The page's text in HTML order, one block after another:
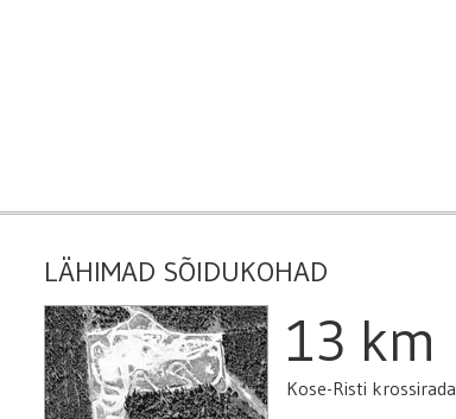
LÄHIMAD SÕIDUKOHAD
13 km
Kose-Risti krossirada